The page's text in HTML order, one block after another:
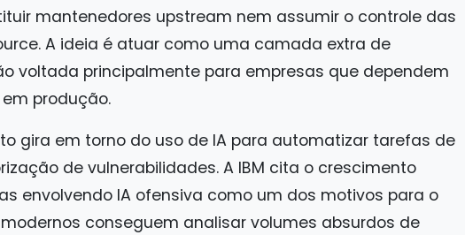
mantenedores upstream nem assumir o controle das
A ideia é atuar como uma camada extra de
voltada principalmente para empresas que dependem
produção.
gira em torno do uso de IA para automatizar tarefas de
de vulnerabilidades. A IBM cita o crescimento
envolvendo IA ofensiva como um dos motivos para o
conseguem analisar volumes absurdos de